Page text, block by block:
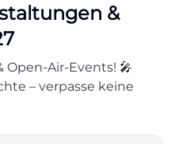
&
Open-Air-Events! 🎤
– verpasse keine